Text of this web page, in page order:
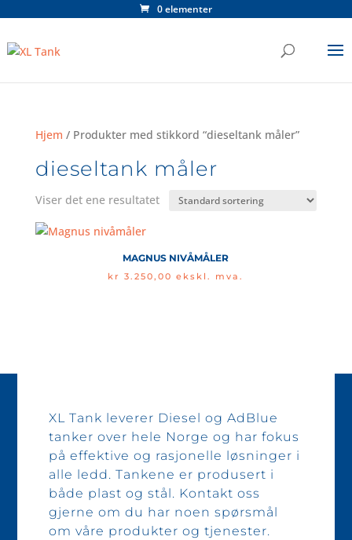
0 elementer
Hjem / Produkter med stikkord “dieseltank måler”
dieseltank måler
Viser det ene resultatet
MAGNUS NIVÅMÅLER
kr 3.250,00 ekskl. mva.
XL Tank leverer Diesel og AdBlue
tanker over hele Norge og har fokus
på effektive og rasjonelle løsninger i
alle ledd. Tankene er produsert i
både plast og stål. Kontakt oss
gjerne om du har noen spørsmål
om våre produkter og tjenester.